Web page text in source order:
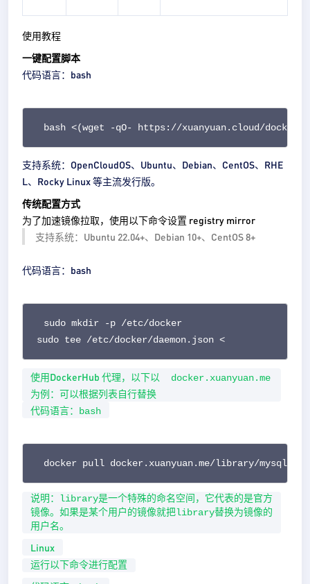
使用教程
一键配置脚本
代码语言： bash
bash <(wget -qO- https://xuanyuan.cloud/
支持系统： OpenCloudOS、Ubuntu、Debian、CentOS、RHE
L、Rocky Linux 等主流发行版。
传统配置方式
为了加速镜像拉取，使用以下命令设置 registry mirror
支持系统：Ubuntu 22.04+、Debian 10+、CentOS 8+
代码语言： bash
sudo mkdir -p /etc/docker
sudo tee /etc/docker/daemon.json <
使用DockerHub 代理，以下以 docker.xuanyuan.me
为例：可以根据列表自行替换
代码语言：
bash
docker pull docker.xuanyuan.me/library/mysql:5.7
说明：library是一个特殊的命名空间，它代表的是官方
镜像。如果是某个用户的镜像就把library替换为镜像的
用户名。
Linux
运行以下命令进行配置